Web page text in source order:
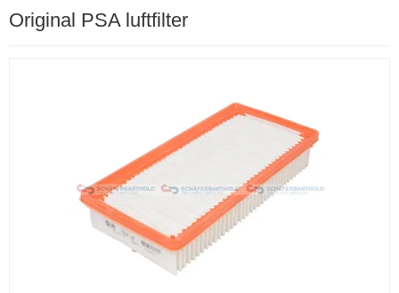
Original PSA luftfilter